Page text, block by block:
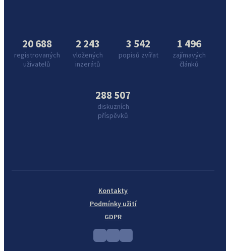
20 688
registrovaných
uživatelů
2 243
vložených
inzerátů
3 542
popisů zvířat
1 496
zajímavých
článků
288 507
diskuzních
příspěvků
Kontakty
Podmínky užití
GDPR